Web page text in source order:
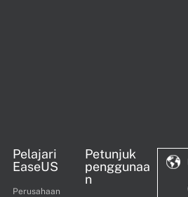
Pelajari
EaseUS
Perusahaan
Petunjuk
penggunaa
n